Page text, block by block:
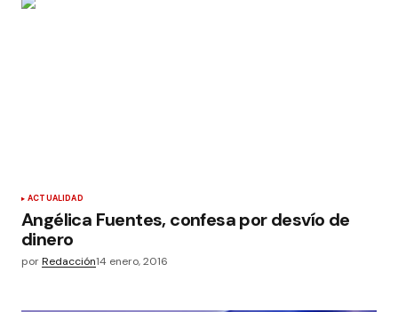
ACTUALIDAD
Angélica Fuentes, confesa por desvío de
dinero
porRedacción14 enero, 2016